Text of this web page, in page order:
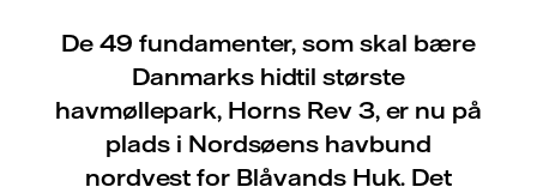
De 49 fundamenter, som skal bære
Danmarks hidtil største
havmøllepark, Horns Rev 3, er nu på
plads i Nordsøens havbund
nordvest for Blåvands Huk. Det